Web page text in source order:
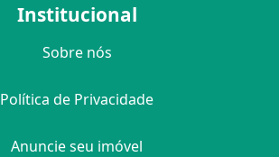
Institucional
Sobre nós
Política de Privacidade
Anuncie seu imóvel